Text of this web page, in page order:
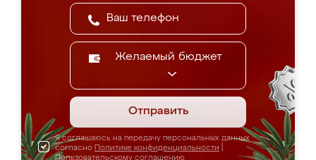
Желаемый бюджет
Отправить
Я соглашаюсь на передачу персональных данных
согласно Политике конфиденциальности
Пользовательскому соглашению